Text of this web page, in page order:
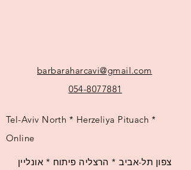
barbaraharcavi@gmail.com
054-8077881
Tel-Aviv North * Herzeliya Pituach *
Online
צפון תל-אביב * הרצליה פיתוח * אונליין